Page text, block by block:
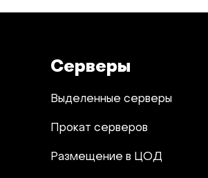
Серверы
Выделенные серверы
Прокат серверов
Размещение в ЦОД